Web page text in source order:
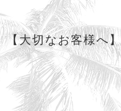
【大切なお客様へ】